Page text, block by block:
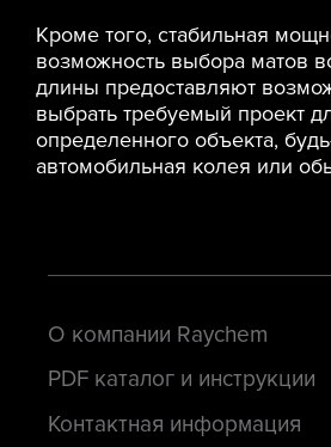
Кроме того, стабильная
возможность выбора матов
длины предоставляют
выбрать требуемый проект
определенного объекта,
автомобильная колея или
О компании Raychem
PDF каталог и инструкции
Контактная информация